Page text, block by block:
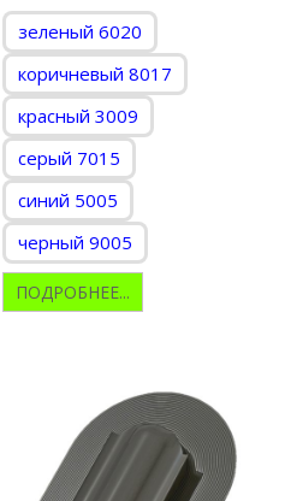
зеленый 6020
коричневый 8017
красный 3009
серый 7015
синий 5005
черный 9005
ПОДРОБНЕЕ...